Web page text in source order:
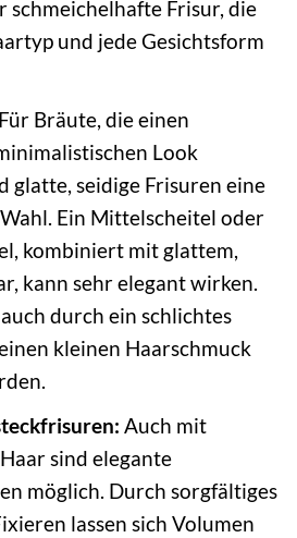
schmeichelhafte Frisur, die
und jede Gesichtsform
Für Bräute, die einen
Look
glatte, seidige Frisuren eine
Ein Mittelscheitel oder
kombiniert mit glattem,
kann sehr elegant wirken.
durch ein schlichtes
kleinen Haarschmuck
Auch mit
sind elegante
möglich. Durch sorgfältiges
lassen sich Volumen